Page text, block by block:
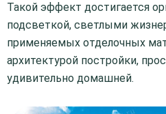
Такой эффект достигается
подсветкой, светлыми
применяемых отделочных
архитектурой постройки,
удивительно домашней.